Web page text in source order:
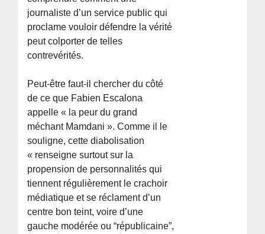
journaliste d’un service public qui
proclame vouloir défendre la vérité
peut colporter de telles
contrevérités.
Peut-être faut-il chercher du côté
de ce que Fabien Escalona
appelle « la peur du grand
méchant Mamdani ». Comme il le
souligne, cette diabolisation
« renseigne surtout sur la
propension de personnalités qui
tiennent régulièrement le crachoir
médiatique et se réclament d’un
centre bon teint, voire d’une
gauche modérée ou “républicaine”,